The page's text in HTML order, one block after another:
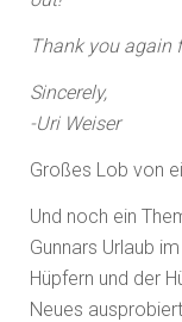
Thank you again
Sincerely,
-Uri Weiser
Großes Lob von
Und noch ein
Gunnars Urlaub
Hüpfern und der
Neues